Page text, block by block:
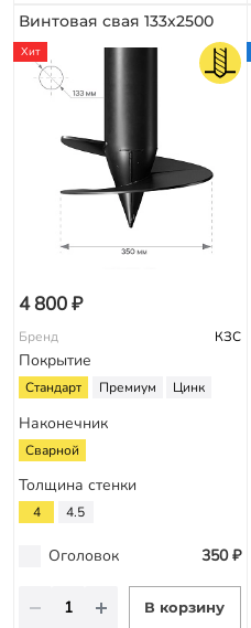
Винтовая свая 133х2500
Хит
4 800 ₽
Бренд КЗС
Покрытие
Стандарт Премиум Цинк
Наконечник
Сварной
Толщина стенки
4 4.5
Оголовок 350 ₽
В корзину